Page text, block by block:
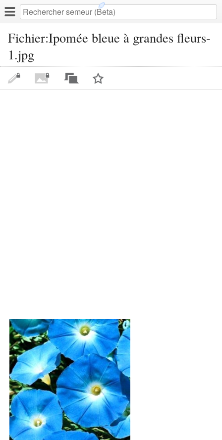
Fichier:Ipomée bleue à grandes fleurs-
1.jpg